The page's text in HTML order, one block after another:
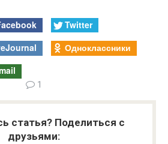
Twitter
Одноклассники
1
статья? Поделиться с
друзьями: